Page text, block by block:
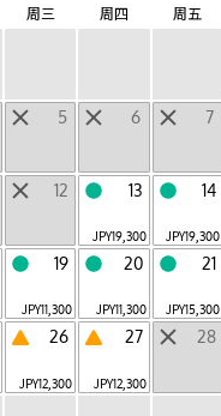
周三 周四 周五
5 6 7
12 13
JPY19,300
14
JPY19,300
19
JPY11,300
20
JPY11,300
21
JPY15,300
26
JPY12,300
27
JPY12,300
28
| 北陆・甲信越 | 关东
搜索星野集团空房